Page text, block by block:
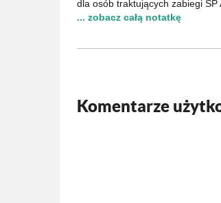
dla osób traktujących zabiegi
... zobacz całą notatkę
Komentarze